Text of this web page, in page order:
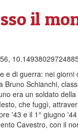
il
e di guerra: nei giorni
Schianchi,
era un soldato
che fuggì,
'43 e il 1° giugno
Cavestro, con il